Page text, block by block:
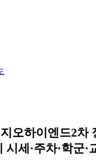
오하이엔드2차
시세·주차·학군·